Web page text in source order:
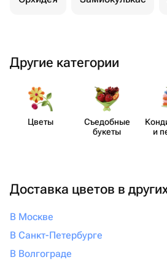
Другие категории
Цветы
Съедобные
букеты
и
Доставка цветов в
В Москве
В Санкт-Петербурге
В Волгограде